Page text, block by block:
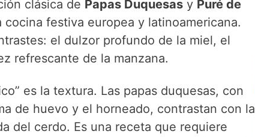
clásica de Papas Duquesasy Puré de
festiva europea y latinoamericana.
el dulzor profundo de la miel, el
refrescante de la manzana.
es la textura. Las papas duquesas, con
de huevo y el horneado, contrastan con la
del cerdo. Es una receta que requiere